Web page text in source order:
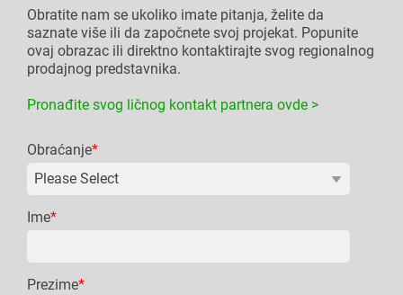
Obratite nam se ukoliko imate pitanja, želite da
saznate više ili da započnete svoj projekat. Popunite
ovaj obrazac ili direktno kontaktirajte svog regionalnog
prodajnog predstavnika.
Pronađite svog ličnog kontakt partnera ovde >
Obraćanje*
Ime*
Prezime*